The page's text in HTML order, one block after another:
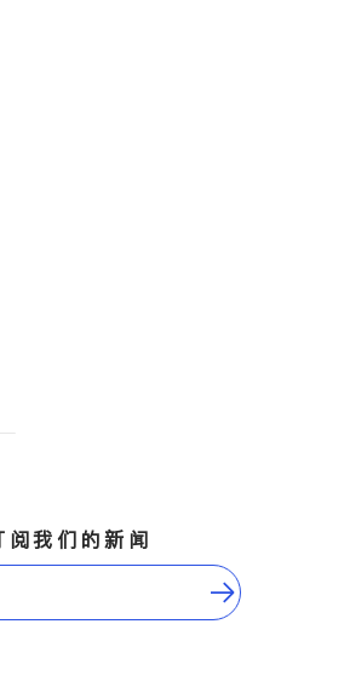
阅我们的新闻